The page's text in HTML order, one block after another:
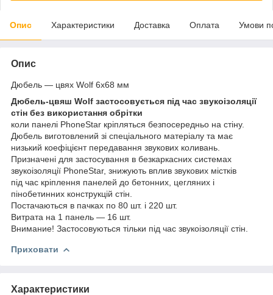
Опис Характеристики Доставка Оплата Умови
Опис
Дюбель — цвях Wolf 6x68 мм
Дюбель-цвяш Wolf застосовується під час звукоізоляції
стін без використання обрітки
коли панелі PhoneStar кріпляться безпосередньо на стіну.
Дюбель виготовлений зі спеціального матеріалу та має
низький коефіцієнт передавання звукових коливань.
Призначені для застосування в безкаркасних системах
звукоізоляції PhoneStar, знижують вплив звукових містків
під час кріплення панелей до бетонних, цегляних і
пінобетинних конструкцій стін.
Постачаються в пачках по 80 шт. і 220 шт.
Витрата на 1 панель — 16 шт.
Внимание! Застосовуються тільки під час звукоізоляції стін.
Приховати
Характеристики